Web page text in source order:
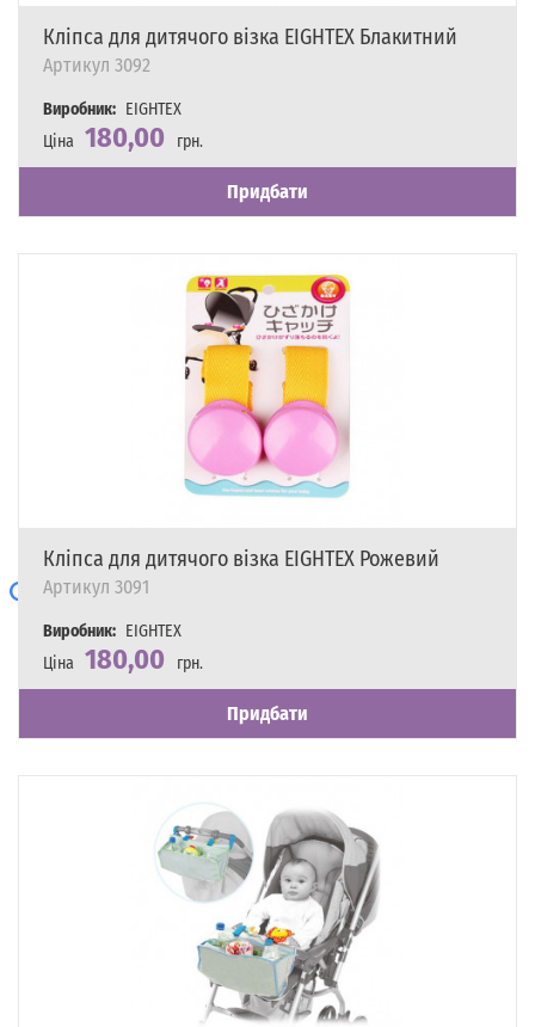
Кліпса для дитячого візка EIGHTEX Блакитний
Артикул 3092
Виробник: EIGHTEX
Ціна 180,00
грн.
Наявність
Є в наявності
Придбати
Кліпса для дитячого візка EIGHTEX Рожевий
Артикул 3091
Виробник: EIGHTEX
Ціна 180,00
грн.
Наявність
Є в наявності
Придбати